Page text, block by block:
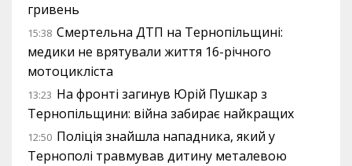
гривень
15:38 Смертельна ДТП на Тернопільщині:
медики не врятували життя 16-річного
мотоцикліста
13:23 На фронті загинув Юрій Пушкар з
Тернопільщини: війна забирає найкращих
12:50 Поліція знайшла нападника, який у
Тернополі травмував дитину металевою